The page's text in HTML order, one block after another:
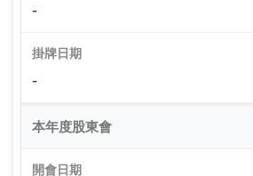
-
掛牌日期
-
本年度股東會
開會日期